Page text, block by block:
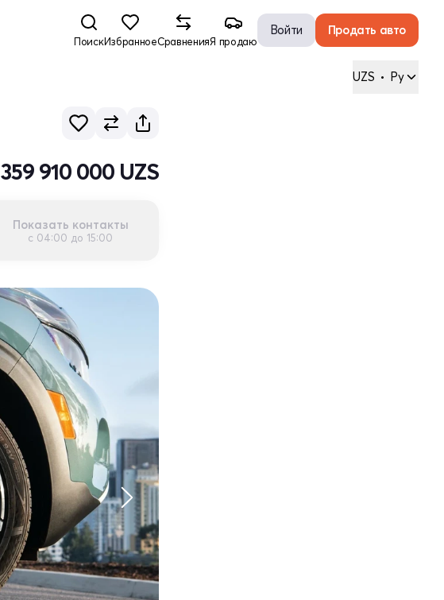
ПоискИзбранноеСравненияЯ продаю
Войти Продать авто
UZS • Ру
359 910 000 UZS
Показать контакты
с 04:00 до 15:00